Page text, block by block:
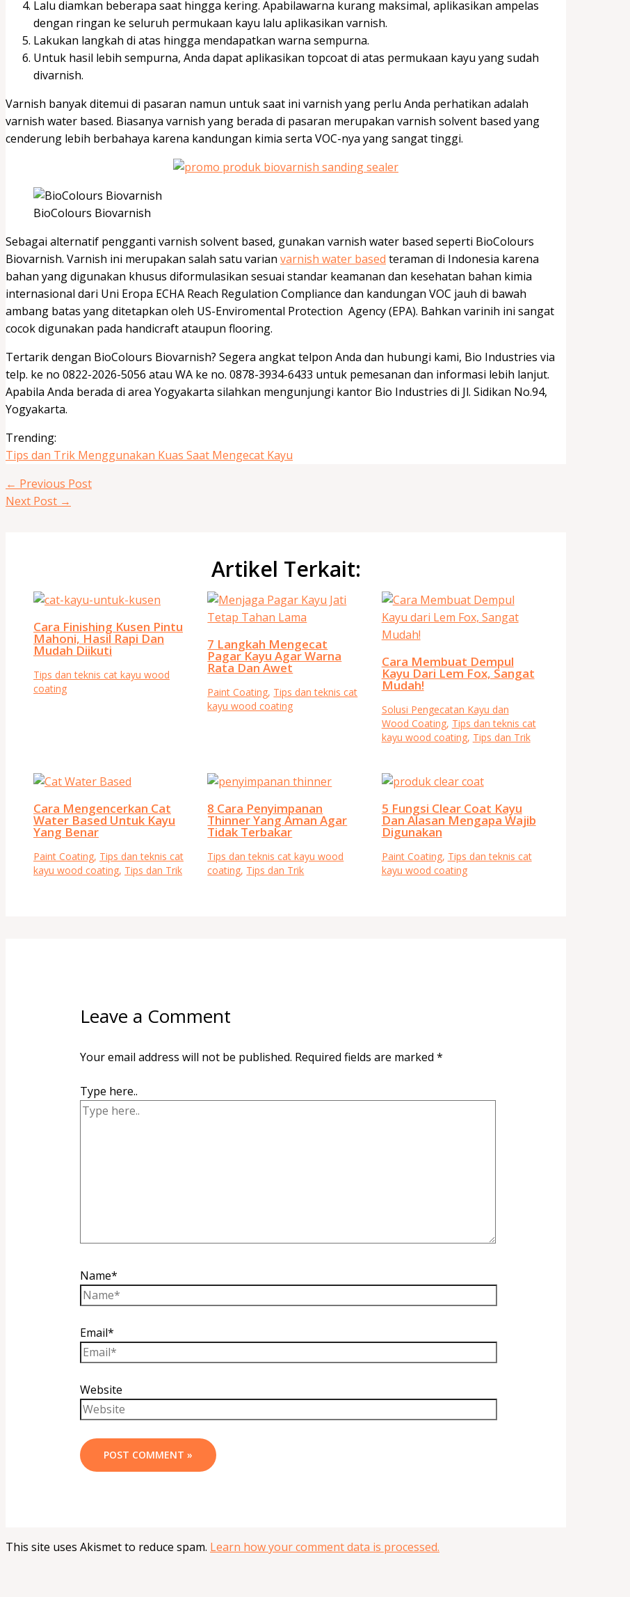
Lalu diamkan beberapa saat hingga kering. Apabilawarna kurang maksimal, aplikasikan ampelas
dengan ringan ke seluruh permukaan kayu lalu aplikasikan varnish.
Lakukan langkah di atas hingga mendapatkan warna sempurna.
Untuk hasil lebih sempurna, Anda dapat aplikasikan topcoat di atas permukaan kayu yang sudah
divarnish.
Varnish banyak ditemui di pasaran namun untuk saat ini varnish yang perlu Anda perhatikan adalah
varnish water based. Biasanya varnish yang berada di pasaran merupakan varnish solvent based yang
cenderung lebih berbahaya karena kandungan kimia serta VOC-nya yang sangat tinggi.
BioColours Biovarnish
Sebagai alternatif pengganti varnish solvent based, gunakan varnish water based seperti BioColours
Biovarnish. Varnish ini merupakan salah satu varian varnish water based teraman di Indonesia karena
bahan yang digunakan khusus diformulasikan sesuai standar keamanan dan kesehatan bahan kimia
internasional dari Uni Eropa ECHA Reach Regulation Compliance dan kandungan VOC jauh di bawah
ambang batas yang ditetapkan oleh US-Enviromental Protection Agency (EPA). Bahkan varinih ini sangat
cocok digunakan pada handicraft ataupun flooring.
Tertarik dengan BioColours Biovarnish? Segera angkat telpon Anda dan hubungi kami, Bio Industries via
telp. ke no 0822-2026-5056 atau WA ke no. 0878-3934-6433 untuk pemesanan dan informasi lebih lanjut.
Apabila Anda berada di area Yogyakarta silahkan mengunjungi kantor Bio Industries di Jl. Sidikan No.94,
Yogyakarta.
Trending:
Tips dan Trik Menggunakan Kuas Saat Mengecat Kayu
← Previous Post
Next Post →
Artikel Terkait:
Cara Finishing Kusen Pintu
Mahoni, Hasil Rapi Dan
Mudah Diikuti
Tips dan teknis cat kayu wood
coating
7 Langkah Mengecat
Pagar Kayu Agar Warna
Rata Dan Awet
Paint Coating, Tips dan teknis cat
kayu wood coating
Cara Membuat Dempul
Kayu Dari Lem Fox, Sangat
Mudah!
Solusi Pengecatan Kayu dan
Wood Coating, Tips dan teknis cat
kayu wood coating, Tips dan Trik
Cara Mengencerkan Cat
Water Based Untuk Kayu
Yang Benar
Paint Coating, Tips dan teknis cat
kayu wood coating, Tips dan Trik
8 Cara Penyimpanan
Thinner Yang Aman Agar
Tidak Terbakar
Tips dan teknis cat kayu wood
coating, Tips dan Trik
5 Fungsi Clear Coat Kayu
Dan Alasan Mengapa Wajib
Digunakan
Paint Coating, Tips dan teknis cat
kayu wood coating
Leave a Comment
Your email address will not be published. Required fields are marked *
Type here..
Name*
Email*
Website
This site uses Akismet to reduce spam. Learn how your comment data is processed.